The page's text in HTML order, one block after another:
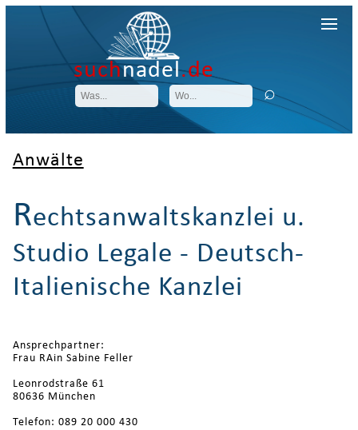
suchnadel.de
Anwälte
Rechtsanwaltskanzlei u.
Studio Legale - Deutsch-
Italienische Kanzlei
Ansprechpartner:
Frau RAin Sabine Feller
Leonrodstraße 61
80636 München
Telefon: 089 20 000 430